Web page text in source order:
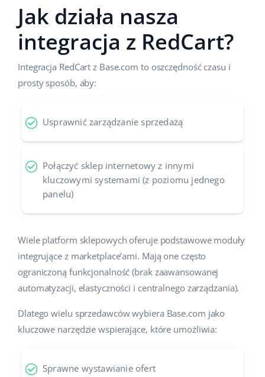
Jak działa nasza
integracja z RedCart?
Integracja RedCart z Base.com to oszczędność czasu i
prosty sposób, aby:
Usprawnić zarządzanie sprzedażą
Połączyć sklep internetowy z innymi
kluczowymi systemami (z poziomu jednego
panelu)
Wiele platform sklepowych oferuje podstawowe moduły
integrujące z marketplace’ami. Mają one często
ograniczoną funkcjonalność (brak zaawansowanej
automatyzacji, elastyczności i centralnego zarządzania).
Dlatego wielu sprzedawców wybiera Base.com jako
kluczowe narzędzie wspierające, które umożliwia:
Sprawne wystawianie ofert